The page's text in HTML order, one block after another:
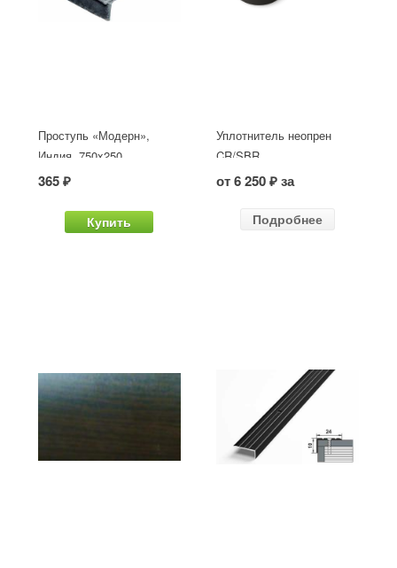
Проступь «Модерн»,
Индия, 750x250
365 ₽
Купить
Уплотнитель неопрен
CR/SBR
от 6 250 ₽ за
Подробнее